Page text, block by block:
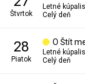
štvrtok
Letné
Celý deň
28
piatok
O Štít
Letné
Celý deň